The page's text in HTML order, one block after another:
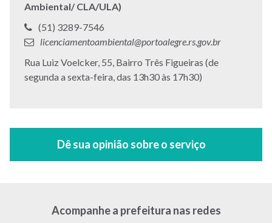
Ambiental/ CLA/ULA)
Telefone:
(51) 3289-7546
E-
licenciamentoambiental@portoalegre.rs.gov.br
Endereço:
Rua Luiz Voelcker, 55, Bairro Três Figueiras (de
segunda a sexta-feira, das 13h30 às 17h30)
Acompanhe a prefeitura nas redes